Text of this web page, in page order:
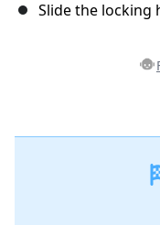
Slide the locking